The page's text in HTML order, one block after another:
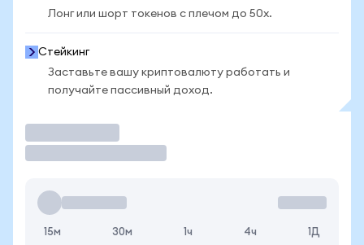
Лонг или шорт токенов с плечом до 50x.
Стейкинг
Заставьте вашу криптовалюту работать и
получайте пассивный доход.
15м 30м 1ч 4ч 1Д